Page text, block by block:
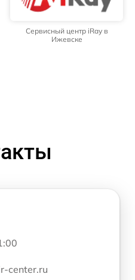
Сервисный центр iRay в
Ижевске
center.ru